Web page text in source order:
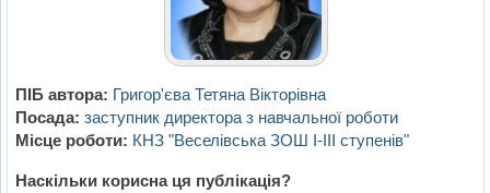
ПІБ автора: Григор'єва Тетяна Вікторівна
Посада: заступник директора з навчальної роботи
Місце роботи: КНЗ "Веселівська ЗОШ І-ІІІ ступенів"
Наскільки корисна ця публікація?